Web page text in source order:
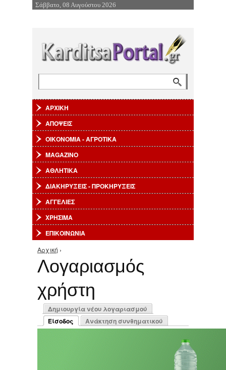
Επιστροφή στην Πλοήγηση
Σάββατο, 08 Αυγούστου 2026
ΑΡΧΙΚΗ
ΑΠΟΨΕΙΣ
ΟΙΚΟΝΟΜΙΑ - ΑΓΡΟΤΙΚΑ
MAGAZINO
ΑΘΛΗΤΙΚΑ
ΔΙΑΚΗΡΥΞΕΙΣ - ΠΡΟΚΗΡΥΞΕΙΣ
ΑΓΓΕΛΙΕΣ
ΧΡΗΣΙΜΑ
ΕΠΙΚΟΙΝΩΝΙΑ
Είστε εδώ
Αρχική ›
Λογαριασμός
χρήστη
Πρωτεύουσες καρτέλες
Δημιουργία νέου λογαριασμού
Είσοδος
(ενεργή καρτέλα)
Ανάκτηση συνθηματικού